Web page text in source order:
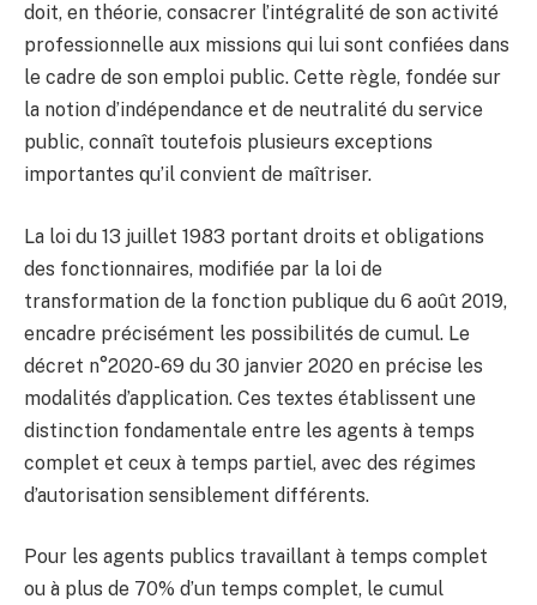
doit, en théorie, consacrer l’intégralité de son activité
professionnelle aux missions qui lui sont confiées dans
le cadre de son emploi public. Cette règle, fondée sur
la notion d’indépendance et de neutralité du service
public, connaît toutefois plusieurs exceptions
importantes qu’il convient de maîtriser.
La loi du 13 juillet 1983 portant droits et obligations
des fonctionnaires, modifiée par la loi de
transformation de la fonction publique du 6 août 2019,
encadre précisément les possibilités de cumul. Le
décret n°2020-69 du 30 janvier 2020 en précise les
modalités d’application. Ces textes établissent une
distinction fondamentale entre les agents à temps
complet et ceux à temps partiel, avec des régimes
d’autorisation sensiblement différents.
Pour les agents publics travaillant à temps complet
ou à plus de 70% d’un temps complet, le cumul